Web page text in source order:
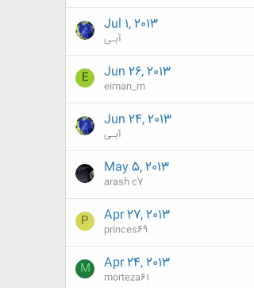
Jul 1, 2013
آبـی
Jun 26, 2013
eiman_m
E
Jun 24, 2013
آبـی
May 5, 2013
arash c7
Apr 27, 2013
princes69
P
Apr 24, 2013
morteza61
M